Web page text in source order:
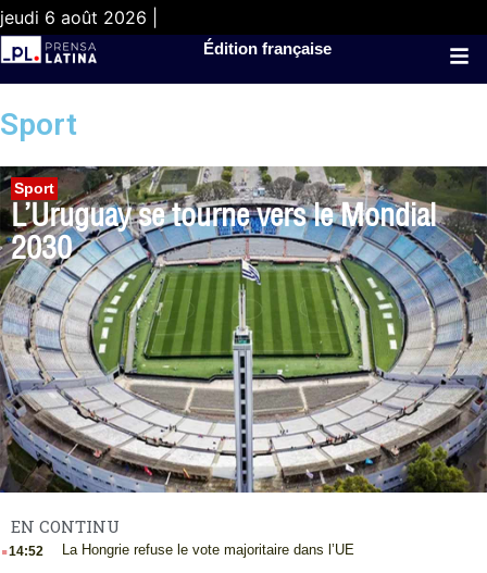
jeudi 6 août 2026 |
Édition française
Sport
Sport
L’Uruguay se tourne vers le Mondial
2030
EN CONTINU
.14:52 La Hongrie refuse le vote majoritaire dans l’UE